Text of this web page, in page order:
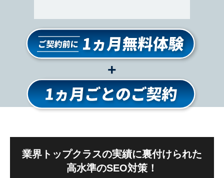
+
業界トップクラスの実績に裏付けられた
高水準のSEO対策！